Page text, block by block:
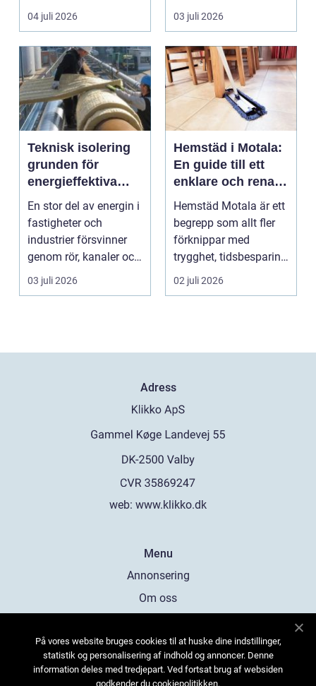
04 juli 2026
att tiden, o...
03 juli 2026
Teknisk isolering
grunden för
energieffektiva
och säkra
byggnader
En stor del av energin i
fastigheter och
industrier försvinner
genom rör, kanaler och
tekniska insta...
03 juli 2026
Hemstäd i Motala:
En guide till ett
enklare och renare
vardagsliv
Hemstäd Motala är ett
begrepp som allt fler
förknippar med
trygghet, tidsbesparing
oc...
02 juli 2026
Adress
web: www.klikko.dk
Menu
Annonsering
Om oss
Kontakta oss
Sitemap
På vores website bruges cookies til at huske dine indstillinger,
statistik og personalisering af indhold og annoncer. Denne
information deles med tredjepart. Ved fortsat brug af websiden
godkender du cookiepolitikken.